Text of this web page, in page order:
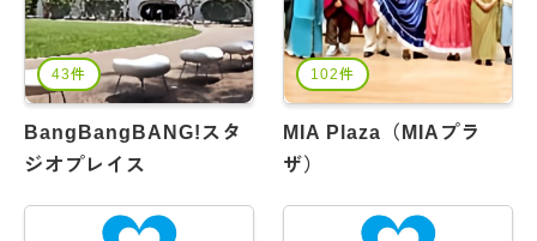
43件
BangBangBANG!スタ
ジオプレイス
102件
MIA Plaza（MIAプラ
ザ）